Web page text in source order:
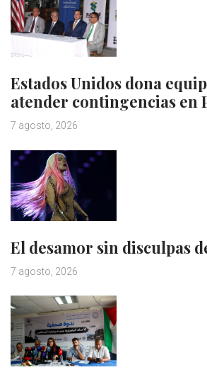
Estados Unidos dona
atender contingencias en
7 agosto, 2026
El desamor sin disculpas
7 agosto, 2026